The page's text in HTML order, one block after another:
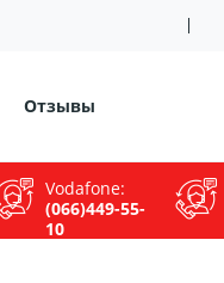
Отзывы
Vodafone:
(066)449-55-
10